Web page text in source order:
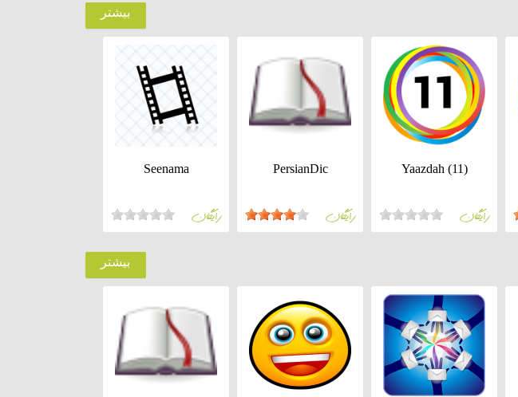
بيشتر
Yaazdah (11)
رايگان
PersianDic
رايگان
Seenama
رايگان
Takhfifan
بيشتر